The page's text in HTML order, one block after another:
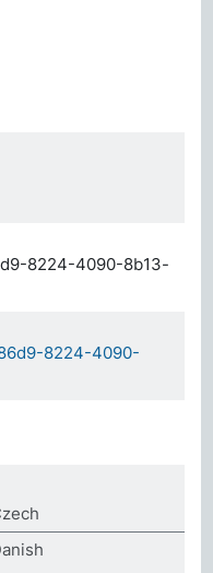
8224-4090-8b13-
8224-4090-